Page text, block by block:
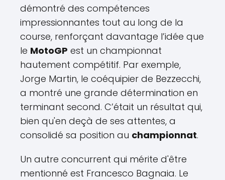
démontré des compétences
impressionnantes tout au long de la
course, renforçant davantage l’idée que
le MotoGP est un championnat
hautement compétitif. Par exemple,
Jorge Martin, le coéquipier de Bezzecchi,
a montré une grande détermination en
terminant second. C’était un résultat qui,
bien qu'en deçà de ses attentes, a
consolidé sa position au championnat.
Un autre concurrent qui mérite d'être
mentionné est Francesco Bagnaia. Le